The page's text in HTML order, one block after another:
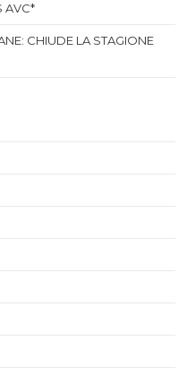
AVC*
CHIUDE LA STAGIONE